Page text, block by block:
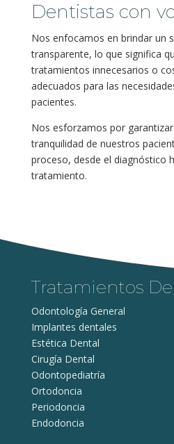
Dentistas con
Nos enfocamos en brindar un
transparente, lo que significa
tratamientos innecesarios o
adecuados para las
pacientes.
Nos esforzamos por
tranquilidad de nuestros
proceso, desde el diagnóstico
tratamiento.
Tratamientos
Odontología General
Implantes dentales
Estética Dental
Cirugía Dental
Odontopediatría
Ortodoncia
Periodoncia
Endodoncia